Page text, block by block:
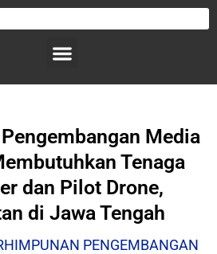
Media
Tenaga
dan Pilot Drone,
di Jawa Tengah
PENGEMBANGAN